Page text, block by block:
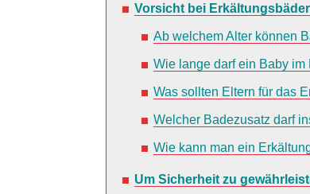
Vorsicht bei
Ab welchem Alter können
Wie lange darf ein Baby
Was sollten Eltern für das
Welcher Badezusatz darf
Wie kann man ein
Um Sicherheit zu